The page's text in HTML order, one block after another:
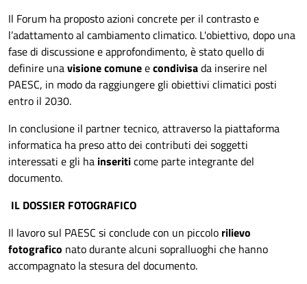
Il Forum ha proposto azioni concrete per il contrasto e
l’adattamento al cambiamento climatico. L'obiettivo, dopo una
fase di discussione e approfondimento, è stato quello di
definire unavisione comuneecondivisada inserire nel
PAESC, in modo da raggiungere gli obiettivi climatici posti
entro il 2030.
In conclusione il partner tecnico, attraverso la piattaforma
informatica ha preso atto dei contributi dei soggetti
interessati e gli ha inseriticome parte integrante del
documento.
IL DOSSIER FOTOGRAFICO
Il lavoro sul PAESC si conclude con un piccolo rilievo
fotografico nato durante alcuni sopralluoghi che hanno
accompagnato la stesura del documento.